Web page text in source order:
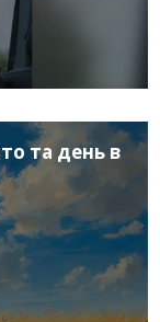
та день в